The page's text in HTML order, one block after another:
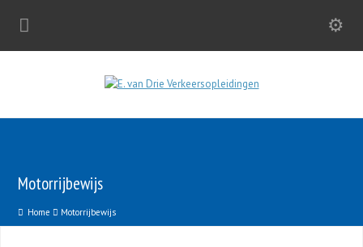
Motorrijbewijs
Home Motorrijbewijs